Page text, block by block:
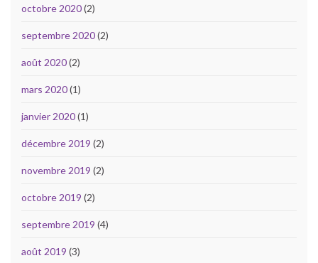
octobre 2020(2)
septembre 2020(2)
août 2020(2)
mars 2020(1)
janvier 2020(1)
décembre 2019 (2)
novembre 2019 (2)
octobre 2019 (2)
septembre 2019 (4)
août 2019 (3)